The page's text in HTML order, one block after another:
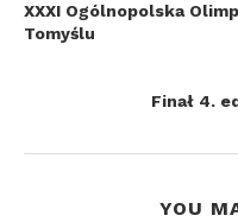
XXXI Ogólnopolska
Tomyślu
Finał 4.
YOU